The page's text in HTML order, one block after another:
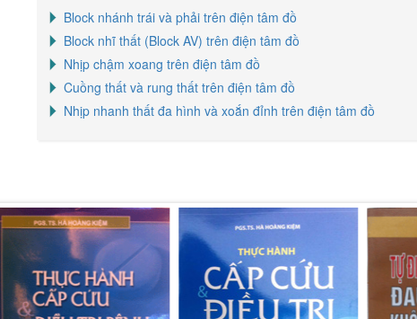
Block nhánh trái và phải trên điện tâm đồ
Block nhĩ thất (Block AV) trên điện tâm đồ
Nhịp chậm xoang trên điện tâm đồ
Cuồng thất và rung thất trên điện tâm đồ
Nhịp nhanh thất đa hình và xoắn đỉnh trên điện tâm đồ